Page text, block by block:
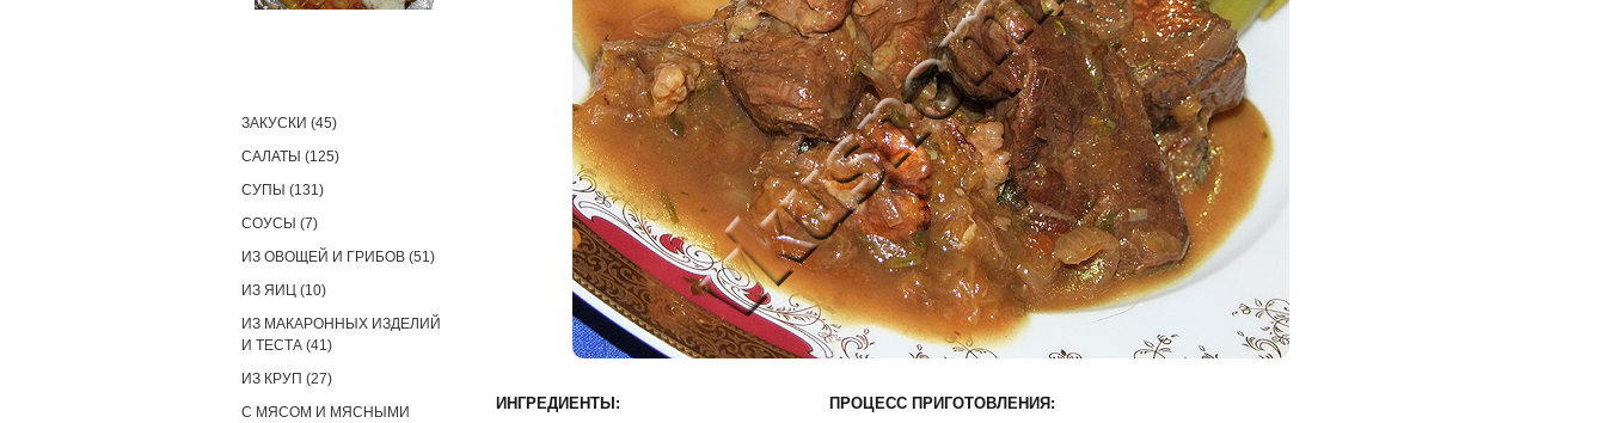
ИНГРЕДИЕНТЫ: ПРОЦЕСС ПРИГОТОВЛЕНИЯ:
ЗАКУСКИ (45)
САЛАТЫ (125)
СУПЫ (131)
СОУСЫ (7)
ИЗ ОВОЩЕЙ И ГРИБОВ (51)
ИЗ ЯИЦ (10)
ИЗ МАКАРОННЫХ ИЗДЕЛИЙ
И ТЕСТА (41)
ИЗ КРУП (27)
С МЯСОМ И МЯСНЫМИ